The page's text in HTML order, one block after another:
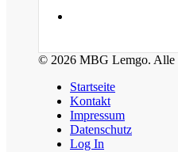
© 2026 MBG Lemgo. Alle
Startseite
Kontakt
Impressum
Datenschutz
Log In